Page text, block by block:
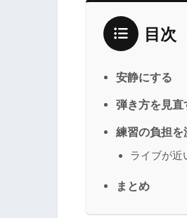
目次
安静にする
弾き方を見直
練習の負担を
ライブが近
まとめ